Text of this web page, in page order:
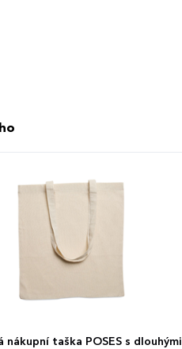
nákupní taška POSES s dlouhými